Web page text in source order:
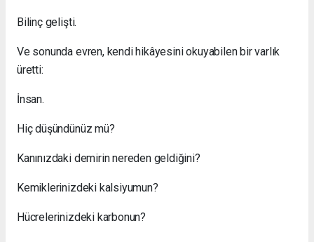
Bilinç gelişti.
Ve sonunda evren, kendi hikâyesini okuyabilen bir varlık
üretti:
İnsan.
Hiç düşündünüz mü?
Kanınızdaki demirin nereden geldiğini?
Kemiklerinizdeki kalsiyumun?
Hücrelerinizdeki karbonun?